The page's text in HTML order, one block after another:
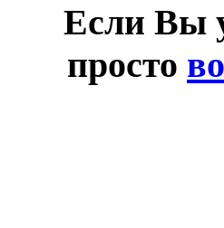
Если Вы
просто